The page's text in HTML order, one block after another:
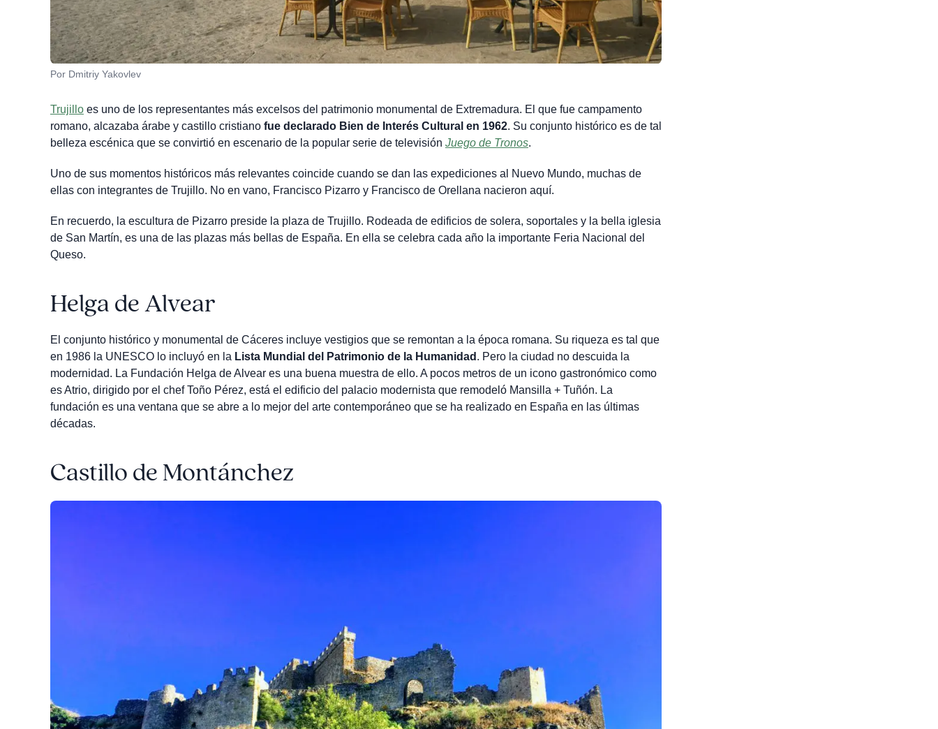
Por Dmitriy Yakovlev
Trujilloes uno de los representantes más excelsos del patrimonio monumental de Extremadura. El que fue campamento
romano, alcazaba árabe y castillo cristiano fue declarado Bien de Interés Cultural en 1962. Su conjunto histórico es de tal
belleza escénica que se convirtió en escenario de la popular serie de televisión Juego de Tronos.
Uno de sus momentos históricos más relevantes coincide cuando se dan las expediciones al Nuevo Mundo, muchas de
ellas con integrantes de Trujillo. No en vano, Francisco Pizarro y Francisco de Orellana nacieron aquí.
En recuerdo, la escultura de Pizarro preside la plaza de Trujillo. Rodeada de edificios de solera, soportales y la bella iglesia
de San Martín, es una de las plazas más bellas de España. En ella se celebra cada año la importante Feria Nacional del
Queso.
Helga de Alvear
El conjunto histórico y monumental de Cáceres incluye vestigios que se remontan a la época romana. Su riqueza es tal que
en 1986 la UNESCO lo incluyó en la Lista Mundial del Patrimonio de la Humanidad . Pero la ciudad no descuida la
modernidad. La Fundación Helga de Alvear es una buena muestra de ello. A pocos metros de un icono gastronómico como
es Atrio, dirigido por el chef Toño Pérez, está el edificio del palacio modernista que remodeló Mansilla + Tuñón. La
fundación es una ventana que se abre a lo mejor del arte contemporáneo que se ha realizado en España en las últimas
décadas.
Castillo de Montánchez